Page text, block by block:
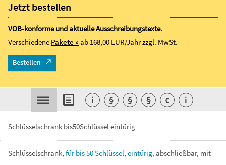
Schlüsselschrank bis50Schlüssel eintürig
Schlüsselschrank, fürbis50Schlüssel, eintürig, abschließbar, mit
Jetzt bestellen
VOB-konforme und aktuelle Ausschreibungstexte.
Verschiedene Pakete »ab 168,00 EUR/Jahrzzgl. MwSt.
Bestellen
i § § § € i